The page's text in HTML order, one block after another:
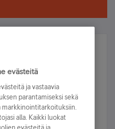
ja voita!
mukana arvonnassa.
evästeitä
ja vastaavia
parantamiseksi sekä
alla. Kaikki luokat